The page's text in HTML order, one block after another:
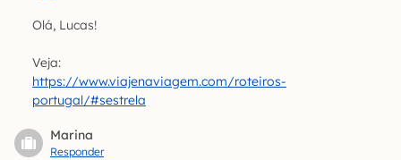
Olá, Lucas!
Veja:
https://www.viajenaviagem.com/roteiros-
portugal/#sestrela
Marina
Responder